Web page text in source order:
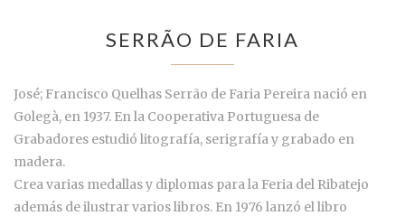
SERRÃO DE FARIA
José; Francisco Quelhas Serrão de Faria Pereira nació en
Golegà, en 1937. En la Cooperativa Portuguesa de
Grabadores estudió litografía, serigrafía y grabado en
madera.
Crea varias medallas y diplomas para la Feria del Ribatejo
además de ilustrar varios libros. En 1976 lanzó el libro